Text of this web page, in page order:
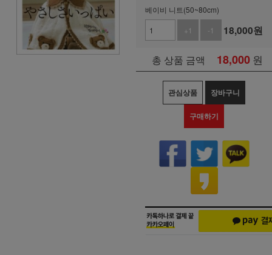
베이비 니트(50~80cm)
+1
-1 18,000원
총 상품 금액 18,000 원
관심상품 장바구니
구매하기